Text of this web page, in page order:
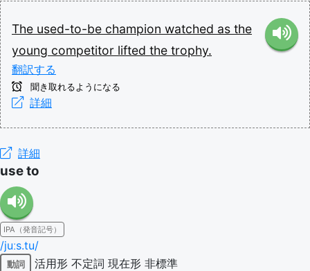
The used-to-be champion watched as the
young competitor lifted the trophy.
翻訳する
聞き取れるようになる
詳細
詳細
use to
IPA（発音記号）
/juːs.tu/
動詞 活用形 不定詞 現在形 非標準